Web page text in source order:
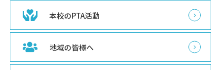
本校のPTA活動
地域の皆様へ